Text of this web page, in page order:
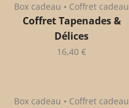
Box cadeau • Coffret cadeau
Coffret Tapenades &
Délices
16,40 €
Box cadeau • Coffret cadeau